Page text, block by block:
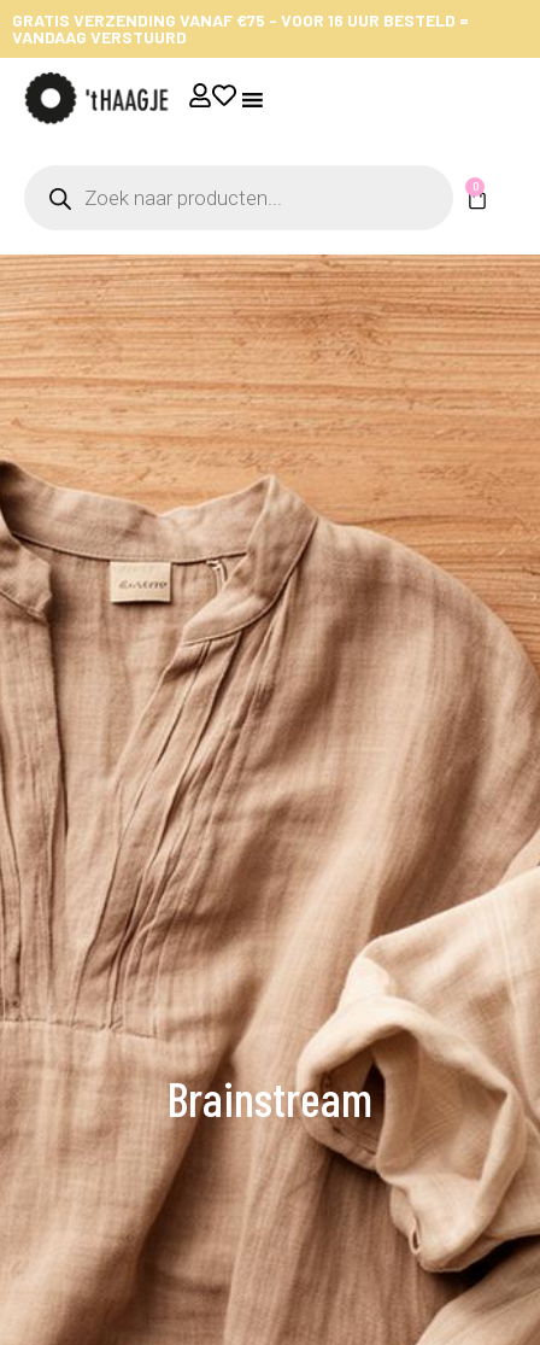
GRATIS VERZENDING VANAF €75 - VOOR 16 UUR BESTELD =
VANDAAG VERSTUURD
0
Brainstream